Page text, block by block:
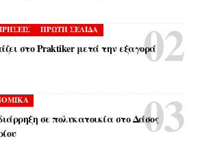
ΠΡΩΤΗ ΣΕΛΙΔΑ
στο Praktiker μετά την εξαγορά
σε πολυκατοικία στο Δάσος